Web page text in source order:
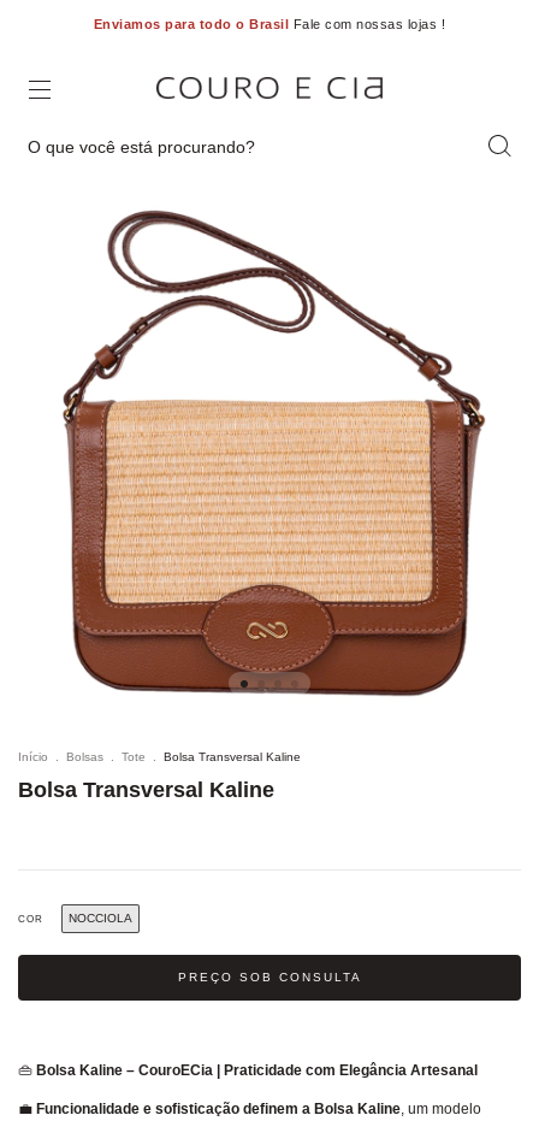
Enviamos para todo o Brasil Fale com nossas lojas !
Início Bolsas Tote Bolsa Transversal Kaline
Bolsa Transversal Kaline
COR NOCCIOLA
PREÇO SOB CONSULTA
👜 Bolsa Kaline – CouroECia | Praticidade com Elegância Artesanal
💼 Funcionalidade e sofisticação definem a Bolsa Kaline, um modelo